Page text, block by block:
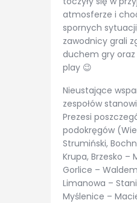
atmosferze i
spornych
zawodnicy grali
duchem gry
play 😉
Nieustające
zespołów
Prezesi
podokręgów
Strumiński,
Krupa, Brzesko –
Gorlice –
Limanowa –
Myślenice –